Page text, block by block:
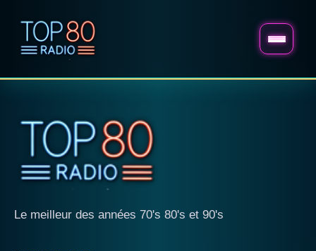
Le meilleur des années 70's 80's et 90's